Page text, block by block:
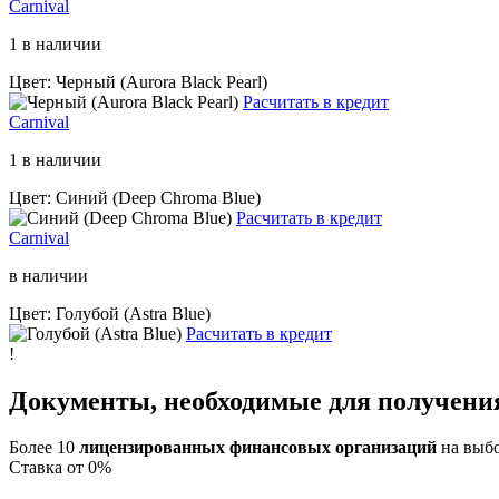
Carnival
1 в наличии
Цвет: Черный (Aurora Black Pearl)
Расчитать в кредит
Carnival
1 в наличии
Цвет: Синий (Deep Chroma Blue)
Расчитать в кредит
Carnival
в наличии
Цвет: Голубой (Astra Blue)
Расчитать в кредит
!
Документы, необходимые для
Более 10 лицензированных финансовых организаций на
Cтавка от 0%